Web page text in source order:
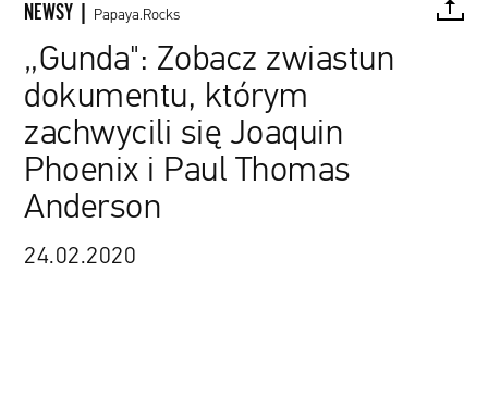
NEWSY | Papaya.Rocks
„Gunda": Zobacz zwiastun
dokumentu, którym
zachwycili się Joaquin
Phoenix i Paul Thomas
Anderson
24.02.2020
FACEBOOK TWITTER PINTEREST